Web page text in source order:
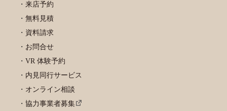
来店予約
無料見積
資料請求
お問合せ
VR 体験予約
内見同行サービス
オンライン相談
協力事業者募集